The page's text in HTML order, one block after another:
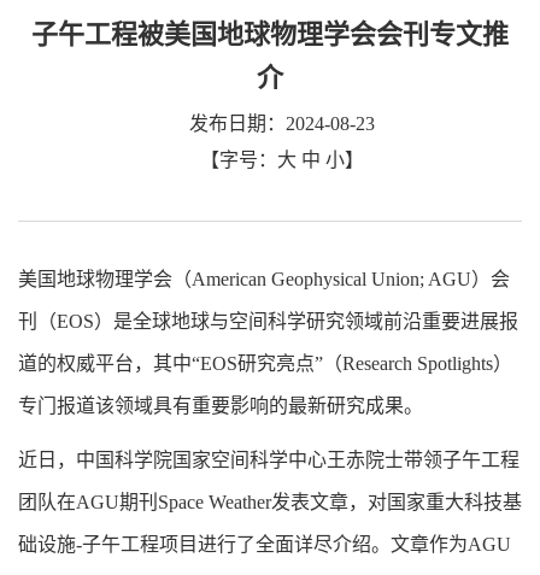
子午工程被美国地球物理学会会刊专文推
介
发布日期：2024-08-23
【字号： 大 中 小】
美国地球物理学会（American Geophysical Union; AGU）会
刊（EOS）是全球地球与空间科学研究领域前沿重要进展报
道的权威平台，其中“EOS研究亮点”（Research Spotlights）
专门报道该领域具有重要影响的最新研究成果。
近日，中国科学院国家空间科学中心王赤院士带领子午工程
团队在AGU期刊Space Weather发表文章，对国家重大科技基
础设施-子午工程项目进行了全面详尽介绍。文章作为AGU